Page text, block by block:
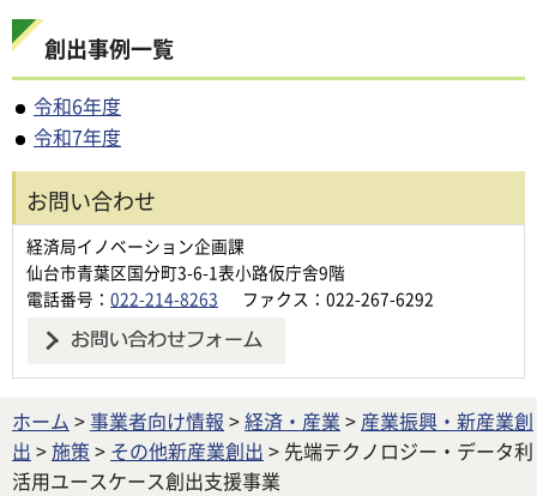
創出事例一覧
令和6年度
令和7年度
お問い合わせ
経済局イノベーション企画課
仙台市青葉区国分町3-6-1表小路仮庁舎9階
電話番号： 022-214-8263 ファクス：022-267-6292
ホーム >事業者向け情報 >経済・産業 > 産業振興・新産業創
出 >施策 > その他新産業創出 > 先端テクノロジー・データ利
活用ユースケース創出支援事業